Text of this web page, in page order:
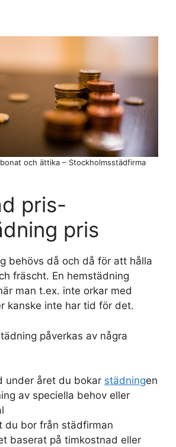
och ättika – Stockholmsstädfirma
pris-
pris
behövs då och då för att hålla
fräscht. En hemstädning
man t.ex. inte orkar med
kanske inte har tid för det.
påverkas av några
under året du bokar städningen
av speciella behov eller
du bor från städfirman
baserat på timkostnad eller